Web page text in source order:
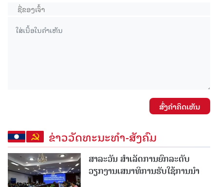
ສົ່ງຄໍາຄິດເຫັນ
ຂ່າວວັດທະນະທຳ-ສັງຄົມ
ສາລະວັນ ສໍາເລັດການຍົກລະດັບ
ວຽກງານເສນາທິການຮັບໃຊ້ການນໍາ